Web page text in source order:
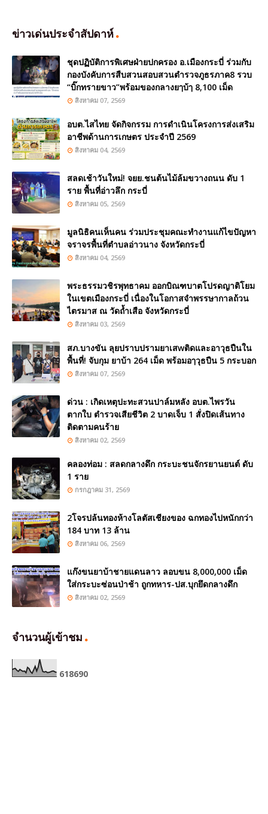
ข่าวเด่นประจำสัปดาห์
ชุดปฏิบัติการพิเศษฝ่ายปกครอง อ.เมืองกระบี่ ร่วมกับ
กองบังคับการสืบสวนสอบสวนตำรวจภูธรภาค8 รวบ
“บิ๊กทรายขาว”พร้อมของกลางยๅบ้ๅ 8,100 เม็ด
สิงหาคม 07, 2569
อบต.ไสไทย จัดกิจกรรม การดำเนินโครงการส่งเสริม
อาชีพด้านการเกษตร ประจำปี 2569
สิงหาคม 04, 2569
สลดเช้าวันใหม่! จยย.ชนต้นไม้ล้มขวางถนน ดับ 1
ราย พื้นที่อ่าวลึก กระบี่
สิงหาคม 05, 2569
มูลนิธิคนเห็นคน ร่วมประชุมคณะทำงานแก้ไขปัญหา
จราจรพื้นที่ตำบลอ่าวนาง จังหวัดกระบี่
สิงหาคม 04, 2569
พระธรรมวชิรพุทธาคม ออกบิณฑบาตโปรดญาติโยม
ในเขตเมืองกระบี่ เนื่องในโอกาสจำพรรษากาลถ้วน
ไตรมาส ณ วัดถ้ำเสือ จังหวัดกระบี่
สิงหาคม 03, 2569
สภ.บางขัน ลุยปราบปรามยาเสwติดและอาวุธปืนใน
พื้นที่! จับกุม ยาบ้า 264 เม็ด พร้อมอๅวุธปืน 5 กระบอก
สิงหาคม 07, 2569
ด่วน : เกิดเหตุปะทะสวนปาล์มหลัง อบต.ไพรวัน
ตากใบ ตำรวจเสียชีวิต 2 บาดเจ็บ 1 สั่งปิดเส้นทาง
ติดตามคนร้าย
สิงหาคม 02, 2569
คลองท่อม : สลดกลางดึก กระบะชนจักรยานยนต์ ดับ
1 ราย
กรกฎาคม 31, 2569
2โจรปล้นทองห้างโลตัสเชียงของ ฉกทองไปหนักกว่า
184 บาท 13 ล้าน
สิงหาคม 06, 2569
แก๊งขนยาบ้าชายแดนลาว ลอบขน 8,000,000 เม็ด
ใส่กระบะซ่อนป่าช้า ถูกทหาร-ปส.บุกยึดกลางดึก
สิงหาคม 02, 2569
จำนวนผู้เข้าชม
618690